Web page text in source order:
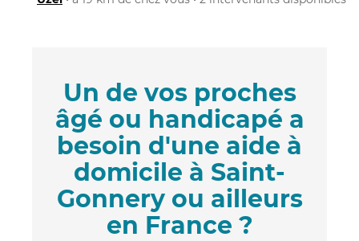
Un de vos proches
âgé ou handicapé a
besoin d'une aide à
domicile à Saint-
Gonnery ou ailleurs
en France ?